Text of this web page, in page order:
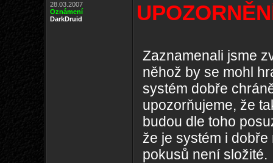
28.03.2007
Oznámení
DarkDruid
Zaznamenali jsme
něhož by se mohl
systém dobře
upozorňujeme, že
budou dle toho
že je systém i
pokusů není složité.